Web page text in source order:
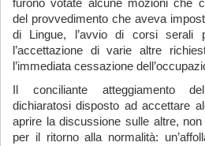
furono votate alcune mozioni che
del provvedimento che aveva
di Lingue, l’avvio di corsi serali
l’accettazione di varie altre
l’immediata cessazione
Il conciliante atteggiamento
dichiaratosi disposto ad accettare
aprire la discussione sulle altre,
per il ritorno alla normalità: